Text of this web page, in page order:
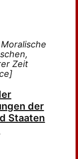
Zeit
der
Staaten